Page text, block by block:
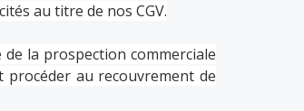
au titre de nos CGV.
la prospection commerciale
procéder au recouvrement de